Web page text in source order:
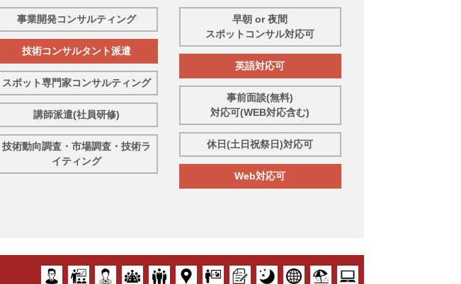
事業開発コンサルティング
技術コンサルタント派遣
スポット専門家コンサルティング
講師派遣(社員研修)
技術動向調査・市場調査・技術ラ
イティング
早朝 or 夜間
スポットコンサル対応可
英語対応可
事前面談(無料)
対応可(WEB対応含む)
休日(土日祝祭日)対応可
Web対応可